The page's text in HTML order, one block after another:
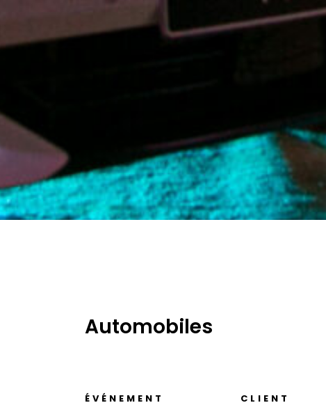
Automobiles
ÉVÉNEMENT CLIENT